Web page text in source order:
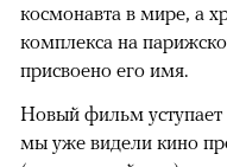
космонавта в мире, а
комплекса на
присвоено его имя.
Новый фильм уступает
мы уже видели кино